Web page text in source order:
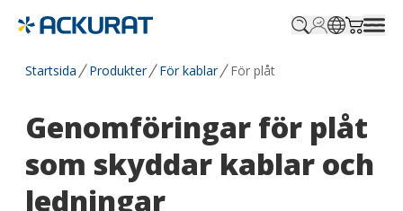
Startsida Produkter För kablar För plåt
Genomföringar för plåt
som skyddar kablar och
ledningar